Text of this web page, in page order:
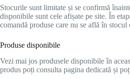
Stocurile sunt limitate și se confirmă
disponibile sunt cele afișate pe site. În
comandă produse care nu se află în stocul
Produse disponibile
Vezi mai jos produsele disponibile în
produs poți consulta pagina dedicată și